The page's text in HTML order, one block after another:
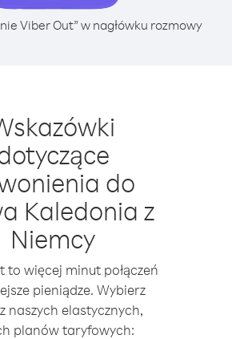
Viber Out” w nagłówku rozmowy
do
Kaledonia z
Niemcy
to więcej minut połączeń
pieniądze. Wybierz
naszych elastycznych,
planów taryfowych: